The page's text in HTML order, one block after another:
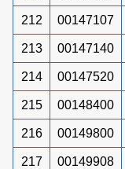
212 00147107
213 00147140
214 00147520
215 00148400
216 00149800
217 00149908